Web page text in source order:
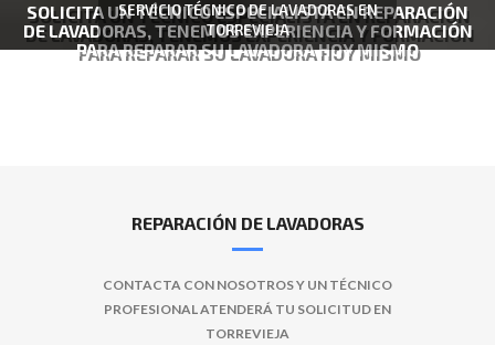
SOLICITA UN TÉCNICO ESPECIALISTA EN REPARACIÓN
DE LAVADORAS, TENEMOS EXPERIENCIA Y FORMACIÓN
PARA REPARAR SU LAVADORA HOY MISMO
SERVICIO TÉCNICO DE LAVADORAS EN
TORREVIEJA
REPARACIÓN DE LAVADORAS
CONTACTA CON NOSOTROS Y UN TÉCNICO
PROFESIONAL ATENDERÁ TU SOLICITUD EN
TORREVIEJA